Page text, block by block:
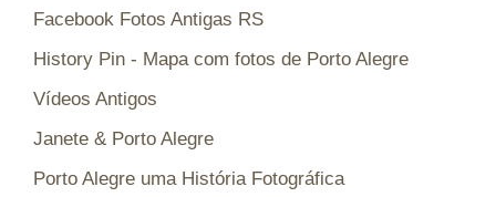
Facebook Fotos Antigas RS
History Pin - Mapa com fotos de Porto Alegre
Vídeos Antigos
Janete & Porto Alegre
Porto Alegre uma História Fotográfica